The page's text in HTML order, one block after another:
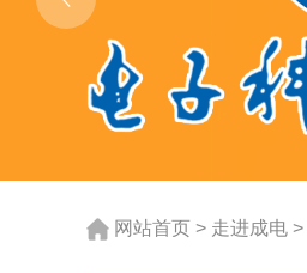
网站首页 > 走进成电 >